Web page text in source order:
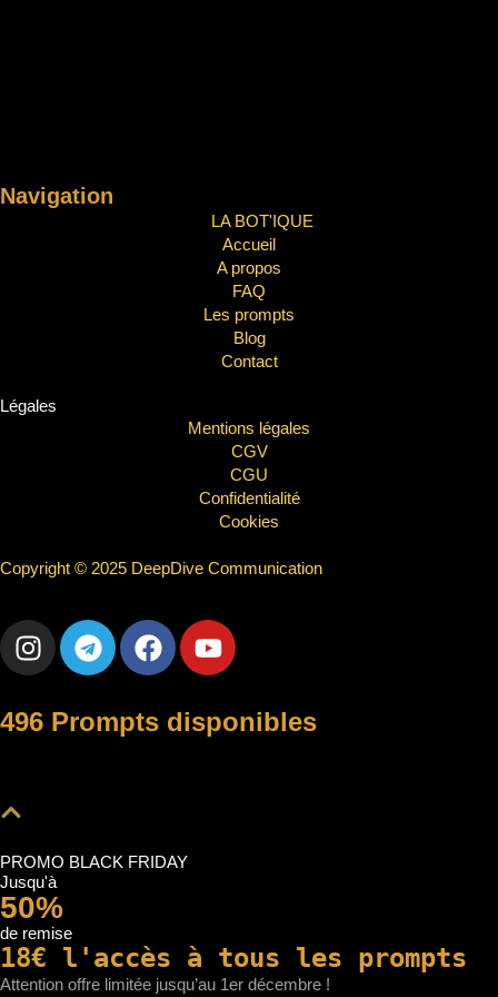
Navigation
LA BOT'IQUE
Accueil
A propos
FAQ
Les prompts
Blog
Contact
Légales
Mentions légales
CGV
CGU
Confidentialité
Cookies
Copyright © 2025 DeepDive Communication
496 Prompts disponibles
PROMO BLACK FRIDAY
Jusqu'à
50%
de remise
18€ l'accès à tous les prompts
Attention offre limitée jusqu’au 1er décembre !